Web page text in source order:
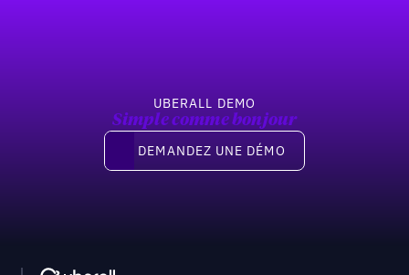
UBERALL DEMO
Simple comme bonjour
Demandez une démo
DEMANDEZ UNE DÉMO